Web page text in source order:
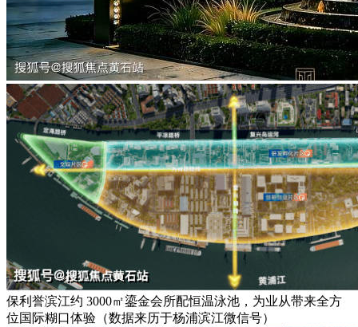
保利誉滨江约 3000㎡鎏金会所配恒温泳池，为业从带来全方
位国际糊口体验（数据来历于杨浦滨江微信号）